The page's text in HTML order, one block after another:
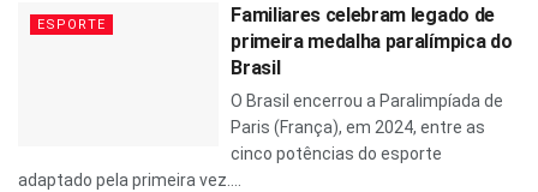
ESPORTE
Familiares celebram legado de
primeira medalha paralímpica do
Brasil
O Brasil encerrou a Paralimpíada de
Paris (França), em 2024, entre as
cinco potências do esporte
adaptado pela primeira vez....